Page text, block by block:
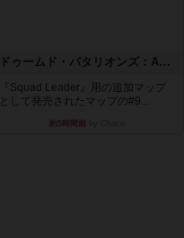
ドゥームド・バタリオンズ：ASLモジュール11
『Squad Leader』用の追加マップ
として発売されたマップの#9...
約5時間前